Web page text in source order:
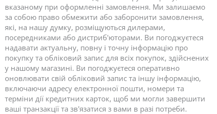
вказаному при оформленні замовлення. Ми залишаємо
за собою право обмежити або заборонити замовлення,
які, на нашу думку, розміщуються дилерами,
посередниками або дистриб'юторами. Ви погоджуєтеся
надавати актуальну, повну і точну інформацію про
покупку та обліковий запис для всіх покупок, здійснених
у нашому магазині. Ви погоджуєтеся оперативно
оновлювати свій обліковий запис та іншу інформацію,
включаючи адресу електронної пошти, номери та
терміни дії кредитних карток, щоб ми могли завершити
ваші транзакції та зв'язатися з вами в разі потреби.